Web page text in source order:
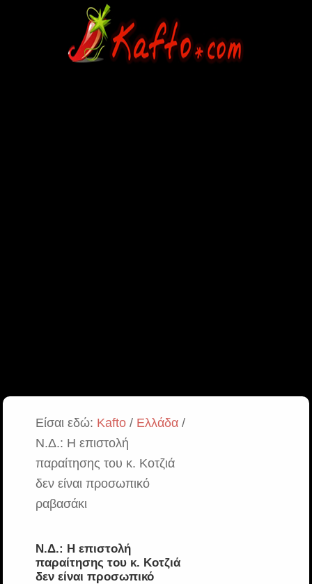
Είσαι εδώ: Kafto/ Ελλάδα/
Ν.Δ.: Η επιστολή
παραίτησης του κ. Κοτζιά
δεν είναι προσωπικό
ραβασάκι
Ν.Δ.: Η επιστολή
παραίτησης του κ. Κοτζιά
δεν είναι προσωπικό